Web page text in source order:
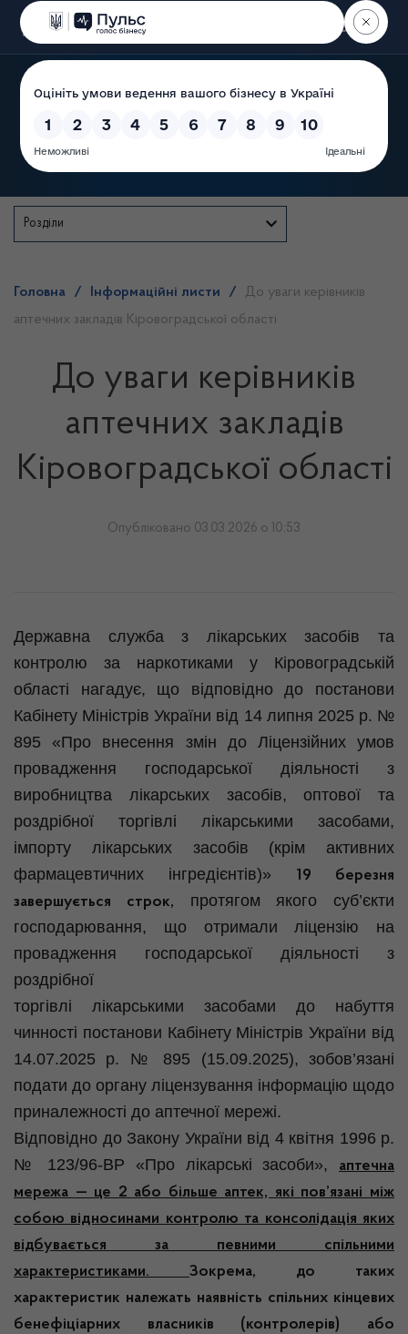
Пошук
Розділи
Головна / Інформаційні листи /
До уваги керівників
аптечних закладів Кіровоградської області
До уваги керівників
аптечних закладів
Кіровоградської області
Опубліковано 03.03.2026 о 10:53
Державна служба з лікарських засобів та
контролю за наркотиками у Кіровоградській
області нагадує, що відповідно до постанови
Кабінету Міністрів України від 14 липня 2025 р. №
895 «Про внесення змін до Ліцензійних умов
провадження господарської діяльності з
виробництва лікарських засобів, оптової та
роздрібної торгівлі лікарськими засобами,
імпорту лікарських засобів (крім активних
фармацевтичних інгредієнтів)»
19 березня
завершується строк, протягом якого суб’єкти
господарювання, що отримали ліцензію на
провадження господарської діяльності з
роздрібної
торгівлі лікарськими засобами до набуття
чинності постанови Кабінету Міністрів України від
14.07.2025 р. № 895 (15.09.2025), зобов’язані
подати до органу ліцензування інформацію щодо
приналежності до аптечної мережі.
Відповідно до Закону України від 4 квітня 1996 р.
№ 123/96-ВР «Про лікарські засоби»,
аптечна
мережа — це 2 або більше аптек, які пов’язані між
собою відносинами контролю та консолідація яких
відбувається за певними спільними
характеристиками. Зокрема, до таких
характеристик належать наявність спільних кінцевих
бенефіціарних власників (контролерів) або